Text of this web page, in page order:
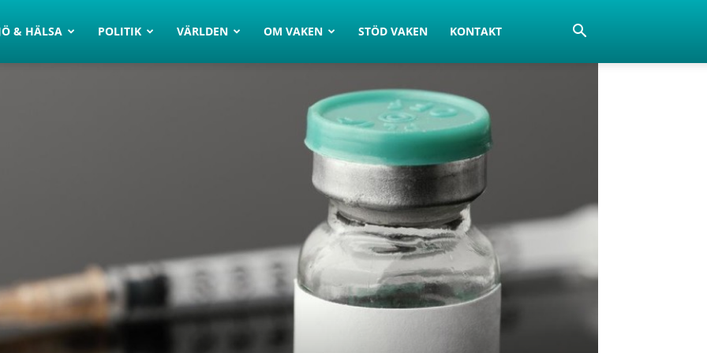
& HÄLSA POLITIK VÄRLDEN OM VAKEN STÖD VAKEN KONTAKT